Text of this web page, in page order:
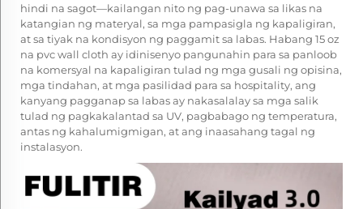
hindi na sagot—kailangan nito ng pag-unawa sa likas na
katangian ng materyal, sa mga pampasigla ng kapaligiran,
at sa tiyak na kondisyon ng paggamit sa labas. Habang 15 oz
na pvc wall cloth ay idinisenyo pangunahin para sa panloob
na komersyal na kapaligiran tulad ng mga gusali ng opisina,
mga tindahan, at mga pasilidad para sa hospitality, ang
kanyang pagganap sa labas ay nakasalalay sa mga salik
tulad ng pagkakalantad sa UV, pagbabago ng temperatura,
antas ng kahalumigmigan, at ang inaasahang tagal ng
instalasyon.